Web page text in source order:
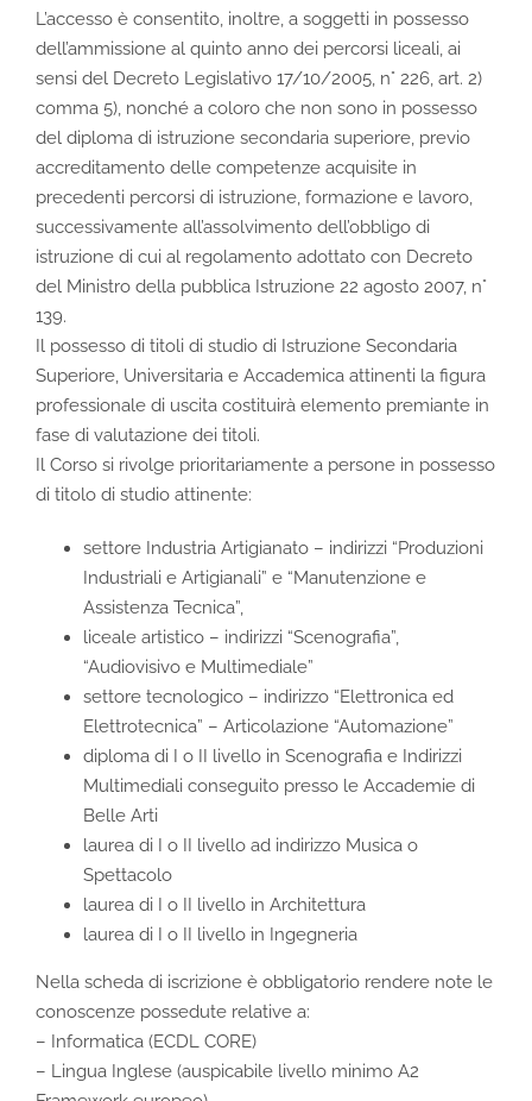
L’accesso è consentito, inoltre, a soggetti in possesso
dell’ammissione al quinto anno dei percorsi liceali, ai
sensi del Decreto Legislativo 17/10/2005, n° 226, art. 2)
comma 5), nonché a coloro che non sono in possesso
del diploma di istruzione secondaria superiore, previo
accreditamento delle competenze acquisite in
precedenti percorsi di istruzione, formazione e lavoro,
successivamente all’assolvimento dell’obbligo di
istruzione di cui al regolamento adottato con Decreto
del Ministro della pubblica Istruzione 22 agosto 2007, n°
139.
Il possesso di titoli di studio di Istruzione Secondaria
Superiore, Universitaria e Accademica attinenti la figura
professionale di uscita costituirà elemento premiante in
fase di valutazione dei titoli.
Il Corso si rivolge prioritariamente a persone in possesso
di titolo di studio attinente:
settore Industria Artigianato – indirizzi “Produzioni
Industriali e Artigianali” e “Manutenzione e
Assistenza Tecnica”,
liceale artistico – indirizzi “Scenografia”,
“Audiovisivo e Multimediale”
settore tecnologico – indirizzo “Elettronica ed
Elettrotecnica” – Articolazione “Automazione”
diploma di I o II livello in Scenografia e Indirizzi
Multimediali conseguito presso le Accademie di
Belle Arti
laurea di I o II livello ad indirizzo Musica o
Spettacolo
laurea di I o II livello in Architettura
laurea di I o II livello in Ingegneria
Nella scheda di iscrizione è obbligatorio rendere note le
conoscenze possedute relative a:
– Informatica (ECDL CORE)
– Lingua Inglese (auspicabile livello minimo A2